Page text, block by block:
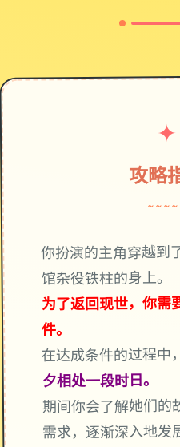
✦
攻略
你扮演的主角穿越到
馆杂役铁柱的身上。
为了返回现世，你需
件。
在达成条件的过程中
夕相处一段时日。
期间你会了解她们的
需求，逐渐深入地发